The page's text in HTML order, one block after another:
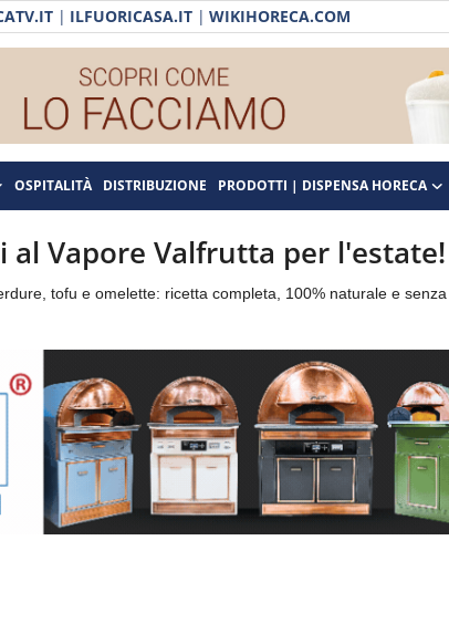
| ILFUORICASA.IT | WIKIHORECA.COM
OSPITALITÀ DISTRIBUZIONE PRODOTTI | DISPENSA HORECA
Vapore Valfrutta per l'estate!
tofu e omelette: ricetta completa, 100% naturale e senza